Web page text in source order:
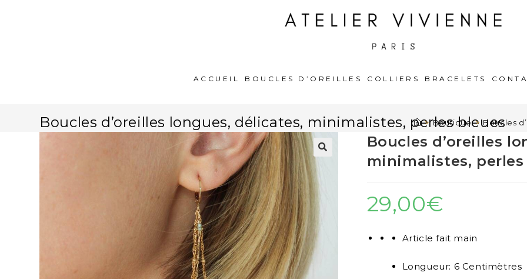
ACCUEIL BOUCLES D’OREILLES COLLIERS BRACELETS
Boucles d’oreilles longues, délicates, minimalistes, perles bleues
> Boutique > Boucles
Boucles d’oreilles
minimalistes,
29,00€
Article fait main
Longueur: 6 Centimètres